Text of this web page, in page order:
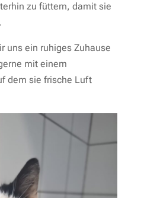
zu füttern, damit sie
uns ein ruhiges Zuhause
mit einem
dem sie frische Luft